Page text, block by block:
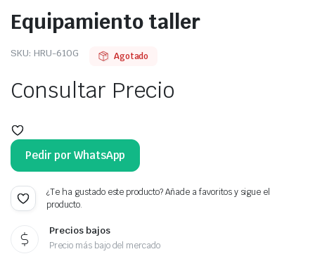
Equipamiento taller
SKU: HRU-610G Agotado
Consultar Precio
Pedir por WhatsApp
¿Te ha gustado este producto? Añade a favoritos y sigue el
producto.
Precios bajos
Precio más bajo del mercado